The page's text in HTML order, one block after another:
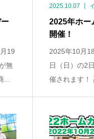
19
無
2025.10.07
2025年ホー
開催！
2025年10月
日（日）の2
催されます！